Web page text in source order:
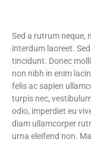
Sed a rutrum neque,
interdum laoreet.
tincidunt. Donec
non nibh in enim
felis ac sapien
turpis nec,
odio, imperdiet eu
diam ullamcorper
urna eleifend non.